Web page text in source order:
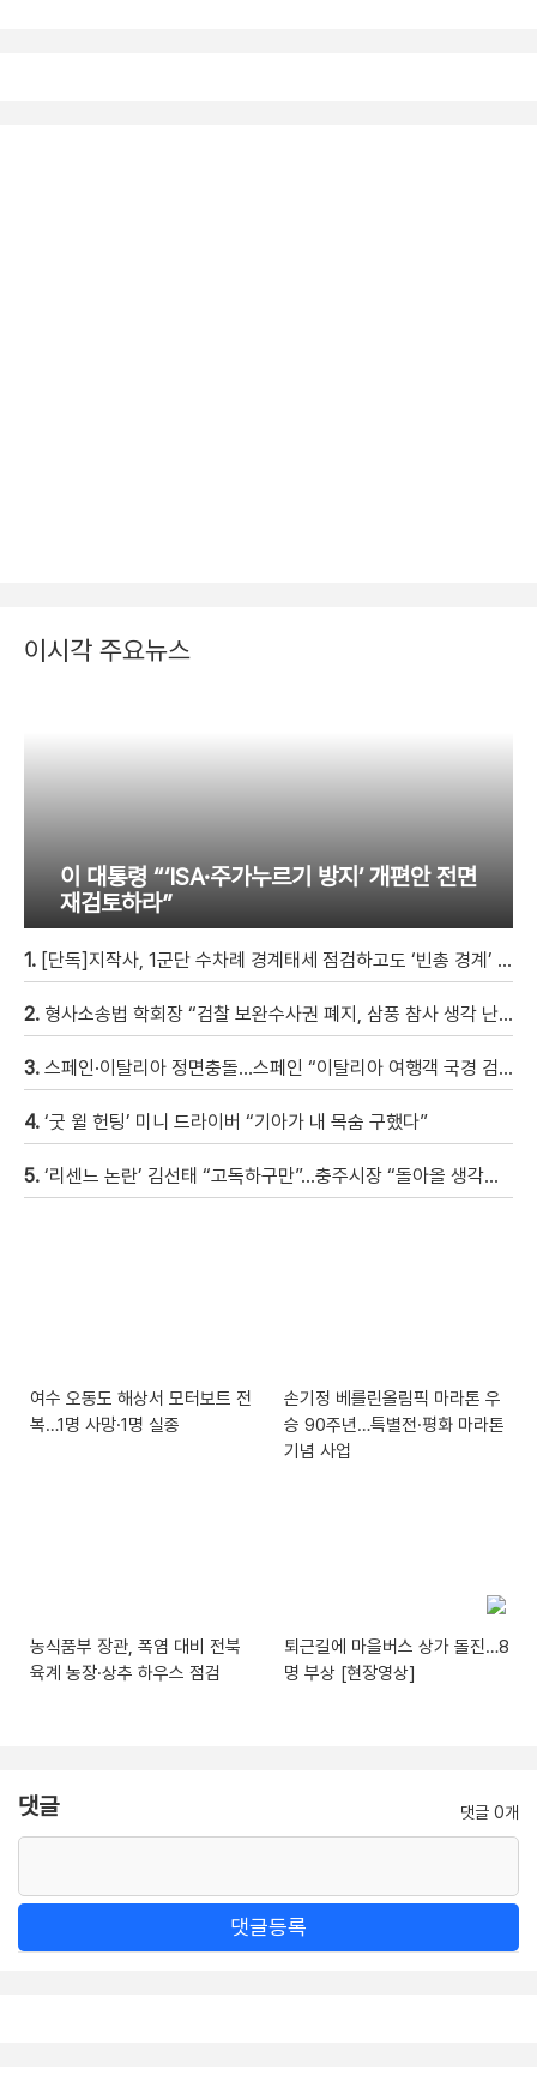
이시각 주요뉴스
이 대통령 “‘ISA·주가누르기 방지’ 개편안 전면
재검토하라”
1. [단독]지작사, 1군단 수차례 경계태세 점검하고도 ‘빈총 경계’ 몰랐다
2. 형사소송법 학회장 “검찰 보완수사권 폐지, 삼풍 참사 생각 난다” [현장영상]
3. 스페인·이탈리아 정면충돌…스페인 “이탈리아 여행객 국경 검문할 것”
4. ‘굿 윌 헌팅’ 미니 드라이버 “기아가 내 목숨 구했다”
5. ‘리센느 논란’ 김선태 “고독하구만”…충주시장 “돌아올 생각은?”
여수 오동도 해상서 모터보트 전
복…1명 사망·1명 실종
손기정 베를린올림픽 마라톤 우
승 90주년…특별전·평화 마라톤
기념 사업
농식품부 장관, 폭염 대비 전북
육계 농장·상추 하우스 점검
퇴근길에 마을버스 상가 돌진…8
명 부상 [현장영상]
댓글 댓글 0개
댓글등록